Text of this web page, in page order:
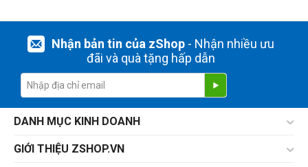
Nhận bản tin của zShop- Nhận nhiều ưu
đãi và quà tặng hấp dẫn
DANH MỤC KINH DOANH
GIỚI THIỆU ZSHOP.VN